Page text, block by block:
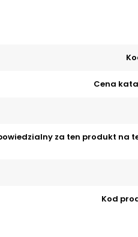
Cena
za ten produkt na
Kod